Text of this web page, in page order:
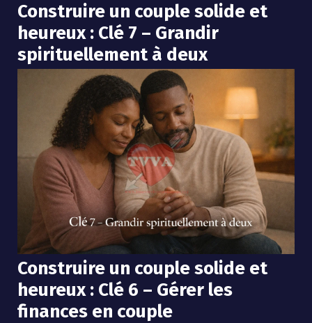
Construire un couple solide et
heureux : Clé 7 – Grandir
spirituellement à deux
Construire un couple solide et
heureux : Clé 6 – Gérer les
finances en couple